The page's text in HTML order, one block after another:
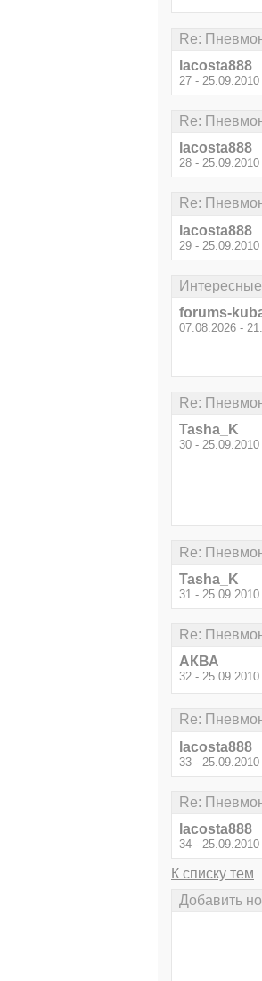
Re:
lacosta888
27 -
Re:
lacosta888
28 -
Re:
lacosta888
29 -
forums-
07.08.2026 -
Re:
Tasha_K
30 -
Re:
Tasha_K
31 -
Re:
АКВА
32 -
Re:
lacosta888
33 -
Re:
lacosta888
34 -
К списку тем
Добавить